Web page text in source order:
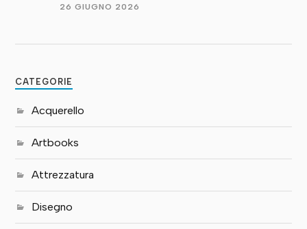
26 GIUGNO 2026
CATEGORIE
Acquerello
Artbooks
Attrezzatura
Disegno